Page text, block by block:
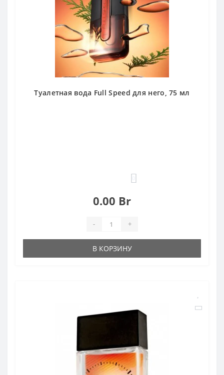
Туалетная вода Full Speed для него, 75 мл
0.00 Br
- +
В КОРЗИНУ